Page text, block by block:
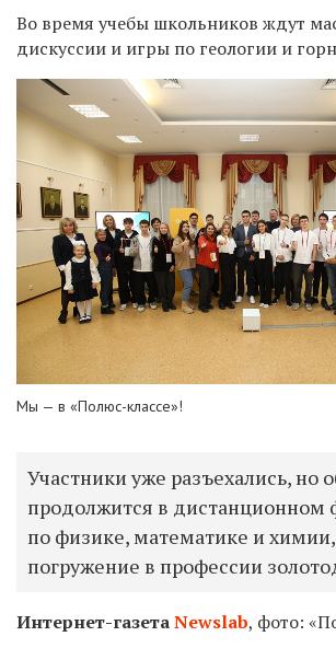
Во время учебы школьников ждут
дискуссии и игры по геологии и
Мы — в «Полюс-классе»!
Участники уже разъехались, но
продолжится в дистанционном
по физике, математике и
погружение в профессии
Интернет-газетаNewslab, фото: